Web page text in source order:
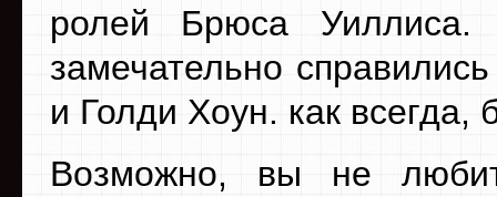
ролей Брюса
замечательно
и Голди Хоун. как
Возможно, вы не